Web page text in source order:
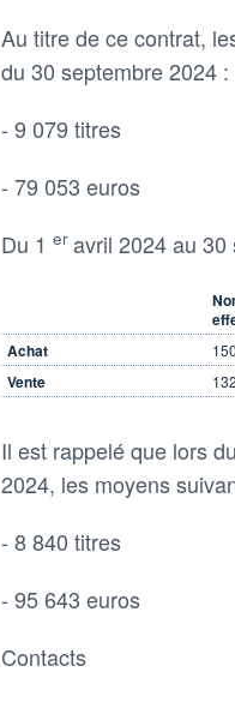
Au titre de ce contrat,
du 30 septembre 2024 :
- 9 079 titres
- 79 053 euros
Du 1 er avril 2024 au
Achat
150
Vente 132
Il est rappelé que lors
2024, les moyens
- 8 840 titres
- 95 643 euros
Contacts